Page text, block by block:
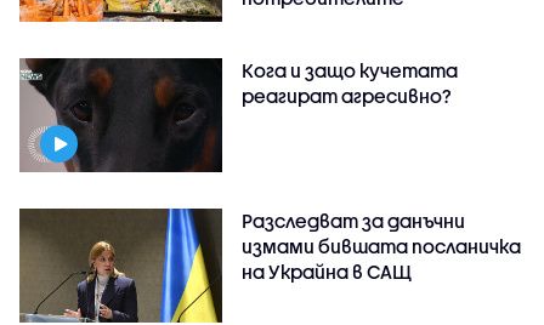
Кога и защо кучетата
реагират агресивно?
Разследват за данъчни
измами бившата посланичка
на Украйна в САЩ